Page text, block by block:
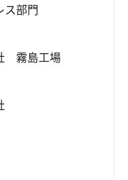
部門
霧島工場